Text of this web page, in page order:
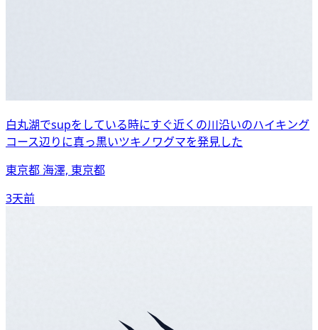
白丸湖でsupをしている時にすぐ近くの川沿いのハイキング
コース辺りに真っ黒いツキノワグマを発見した
東京都 海澤, 東京都
3天前